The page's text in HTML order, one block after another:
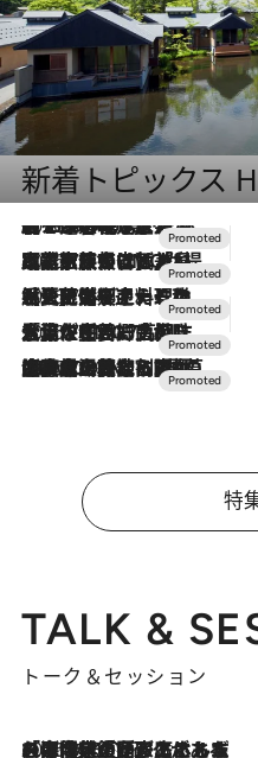
新着トピックス
2026.8.7
【トンボの足水浴】ヒノキの香りに包まれて涼感マックス！約13℃の湧水かけ流しを避暑地「星野温泉 トンボの湯」で体験
2026.7.31
【ホテル帰省】という選択肢をOMOが提案。家族とほどよい距離を保つには「昼は実家、夜は気兼ねなくホテルで！」
2026.7.24
【夏限定ディナーコース】旬を迎える稚鮎や花ズッキーニなどをイタリア・トスカーナの郷土料理の手法で満喫！
2026.7.17
「土佐和ハーブかき氷」がOMO7高知に登場！生姜、山椒、大葉など目にも舌にも涼を呼ぶ郷土の味
2026.7.10
NEW OPEN！【界 草津】名湯の地に誕生。趣の異なる2種の温泉と上州ならではの会席・蕎麦割烹など美食を味わう究極の癒やし旅
特
TALK &
トーク＆セッション
2026.8.3
「今後値上げがあるとすれば…」「リスクがあるのは今年の冬」エネルギー専門家が語る、ホルムズ海峡封鎖が家庭にもたらす“ある心配”